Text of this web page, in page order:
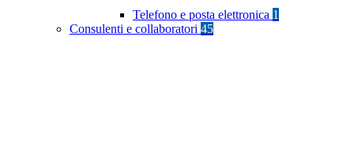
Telefono e posta elettronica 1
Consulenti e collaboratori 45